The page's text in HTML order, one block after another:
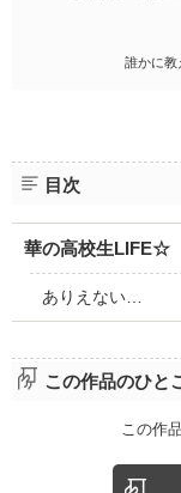
誰かに教
目次
華の高校生LIFE☆
ありえない…
この作品のひと
この作